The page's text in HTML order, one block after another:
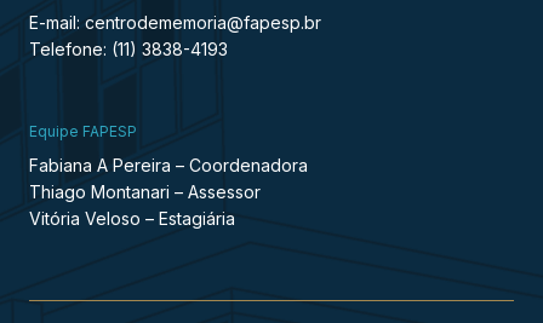
E-mail: centrodememoria@fapesp.br
Telefone: (11) 3838-4193
Equipe FAPESP
Fabiana A Pereira – Coordenadora
Thiago Montanari – Assessor
Vitória Veloso – Estagiária